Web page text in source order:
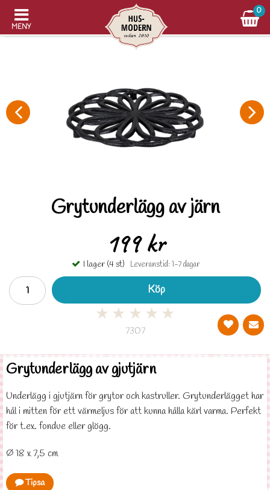
MENY
0
Grytunderlägg av järn
199 kr
I lager (4 st) Leveranstid: 1-7 dagar
Köp
★ ★ ★ ★ ★
7307
Grytunderlägg av gjutjärn
Underlägg i gjutjärn för grytor och kastruller. Grytunderlägget har
hål i mitten för ett värmeljus för att kunna hålla kärl varma. Perfekt
för t.ex. fondue eller glögg.
Ø 18 x 7,5 cm
Tipsa